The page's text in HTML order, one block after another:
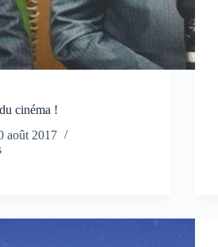
cinéma !
août 2017